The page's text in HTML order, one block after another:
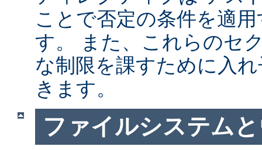
ことで否定の条件を適
す。 また、これらのセ
な制限を課すために入
きます。
ファイルシステム